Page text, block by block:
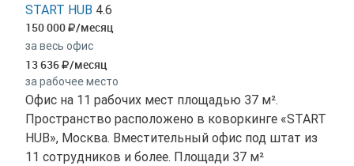
START HUB 4.6
150 000 /месяц
за весь офис
13 636 /месяц
за рабочее место
Офис на 11 рабочих мест площадью 37 м².
Пространство расположено в коворкинге «START
HUB», Москва. Вместительный офис под штат из
11 сотрудников и более. Площади 37 м²